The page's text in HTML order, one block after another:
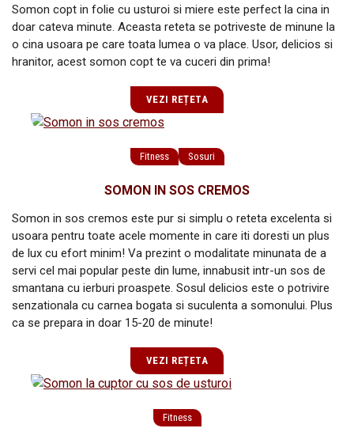
Somon copt in folie cu usturoi si miere este perfect la cina in
doar cateva minute. Aceasta reteta se potriveste de minune la
o cina usoara pe care toata lumea o va place. Usor, delicios si
hranitor, acest somon copt te va cuceri din prima!
VEZI REȚETA
Fitness Sosuri
SOMON IN SOS CREMOS
Somon in sos cremos este pur si simplu o reteta excelenta si
usoara pentru toate acele momente in care iti doresti un plus
de lux cu efort minim! Va prezint o modalitate minunata de a
servi cel mai popular peste din lume, innabusit intr-un sos de
smantana cu ierburi proaspete. Sosul delicios este o potrivire
senzationala cu carnea bogata si suculenta a somonului. Plus
ca se prepara in doar 15-20 de minute!
VEZI REȚETA
Fitness